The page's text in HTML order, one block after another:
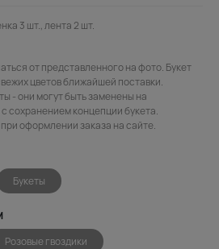
3 шт., лента 2 шт.
от представленного на фото. Букет
цветов ближайшей поставки.
- они могут быть заменены на
сохранением концепции букета.
оформлении заказа на сайте.
Букеты
Розовые гвоздики